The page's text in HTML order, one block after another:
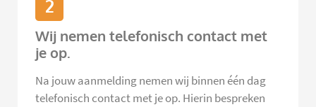
2
Wij nemen telefonisch contact met
je op.
Na jouw aanmelding nemen wij binnen één dag
telefonisch contact met je op. Hierin bespreken